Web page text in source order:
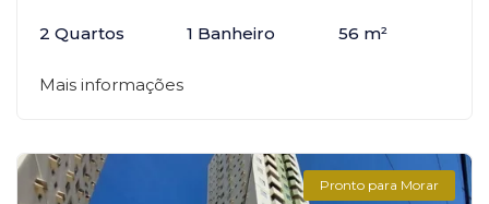
2 Quartos 1 Banheiro 56 m²
Mais informações
Pronto para Morar